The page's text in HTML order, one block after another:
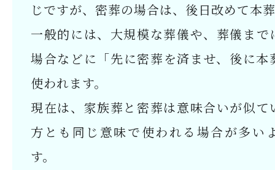
じですが、密葬の場合は、後日改めて本
一般的には、大規模な葬儀や、葬儀まで
場合などに「先に密葬を済ませ、後に本
使われます。
現在は、家族葬と密葬は意味合いが似て
方とも同じ意味で使われる場合が多い
す。